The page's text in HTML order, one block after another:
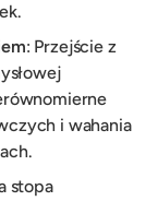
: Przejście z
i wahania
stopa